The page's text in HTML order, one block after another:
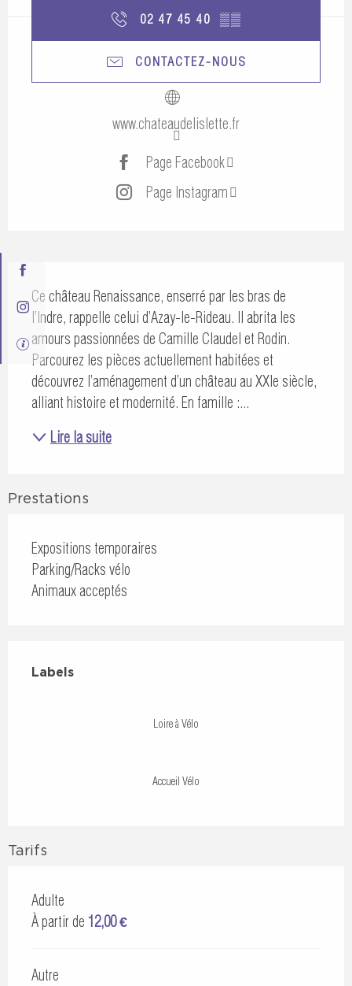
02 47 45 40 ▒▒
CONTACTEZ-NOUS
www.chateaudelislette.fr
Page Facebook
Page Instagram
Description
Ce château Renaissance, enserré par les bras de
l’Indre, rappelle celui d’Azay-le-Rideau. Il abrita les
amours passionnées de Camille Claudel et Rodin.
Parcourez les pièces actuellement habitées et
découvrez l’aménagement d’un château au XXIe siècle,
alliant histoire et modernité. En famille :...
Lire la suite
Prestations
Expositions temporaires
Parking/Racks vélo
Animaux acceptés
Labels
Labels
Loire à Vélo
Accueil Vélo
Tarifs
Adulte
À partir de 12,00 €
Autre